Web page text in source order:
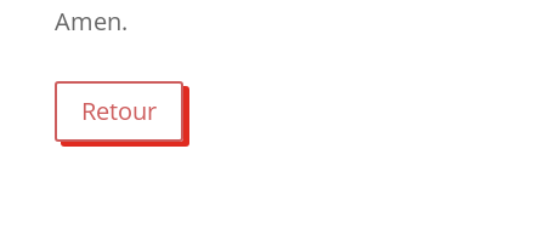
Amen.
Retour